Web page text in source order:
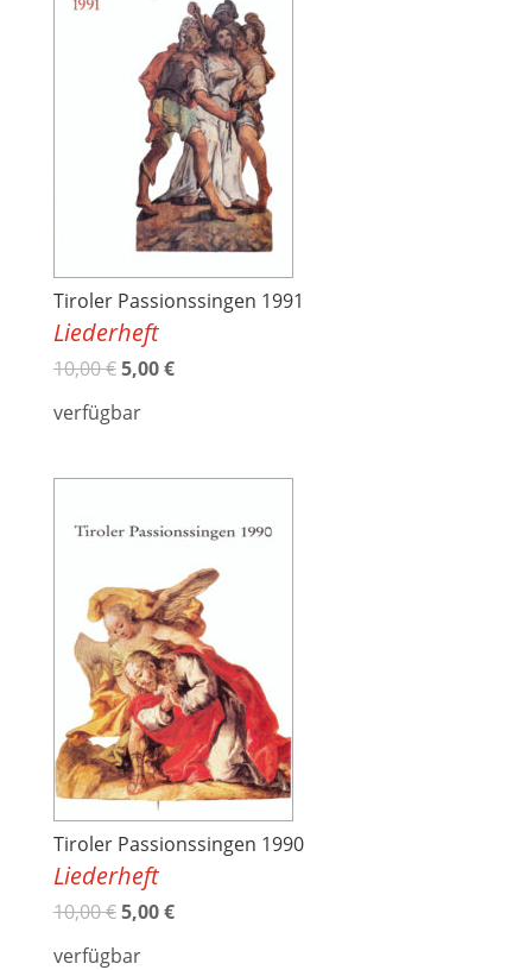
Tiroler Passionssingen 1991
Liederheft
10,00€5,00€
verfügbar
Tiroler Passionssingen 1990
Liederheft
10,00€5,00€
verfügbar